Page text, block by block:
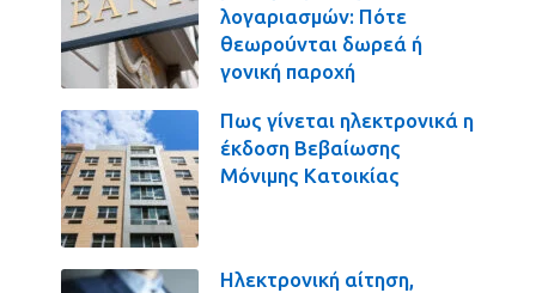
λογαριασμών: Πότε
θεωρούνται δωρεά ή
γονική παροχή
Πως γίνεται ηλεκτρονικά η
έκδοση Βεβαίωσης
Μόνιμης Κατοικίας
Ηλεκτρονική αίτηση,